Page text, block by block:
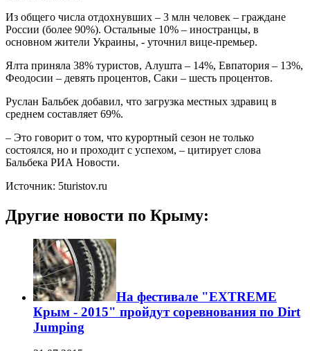
Из общего числа отдохнувших – 3 млн человек – граждане
России (более 90%). Остальные 10% – иностранцы, в
основном жители Украины, - уточнил вице-премьер.
Ялта приняла 38% туристов, Алушта – 14%, Евпатория – 13%,
Феодосии – девять процентов, Саки – шесть процентов.
Руслан Бальбек добавил, что загрузка местных здравиц в
среднем составляет 69%.
– Это говорит о том, что курортный сезон не только
состоялся, но и проходит с успехом, – цитирует слова
Бальбека РИА Новости.
Источник: 5turistov.ru
Другие новости по Крыму:
На фестивале "EXTREME
Крым - 2015" пройдут соревнования по Dirt
Jumping